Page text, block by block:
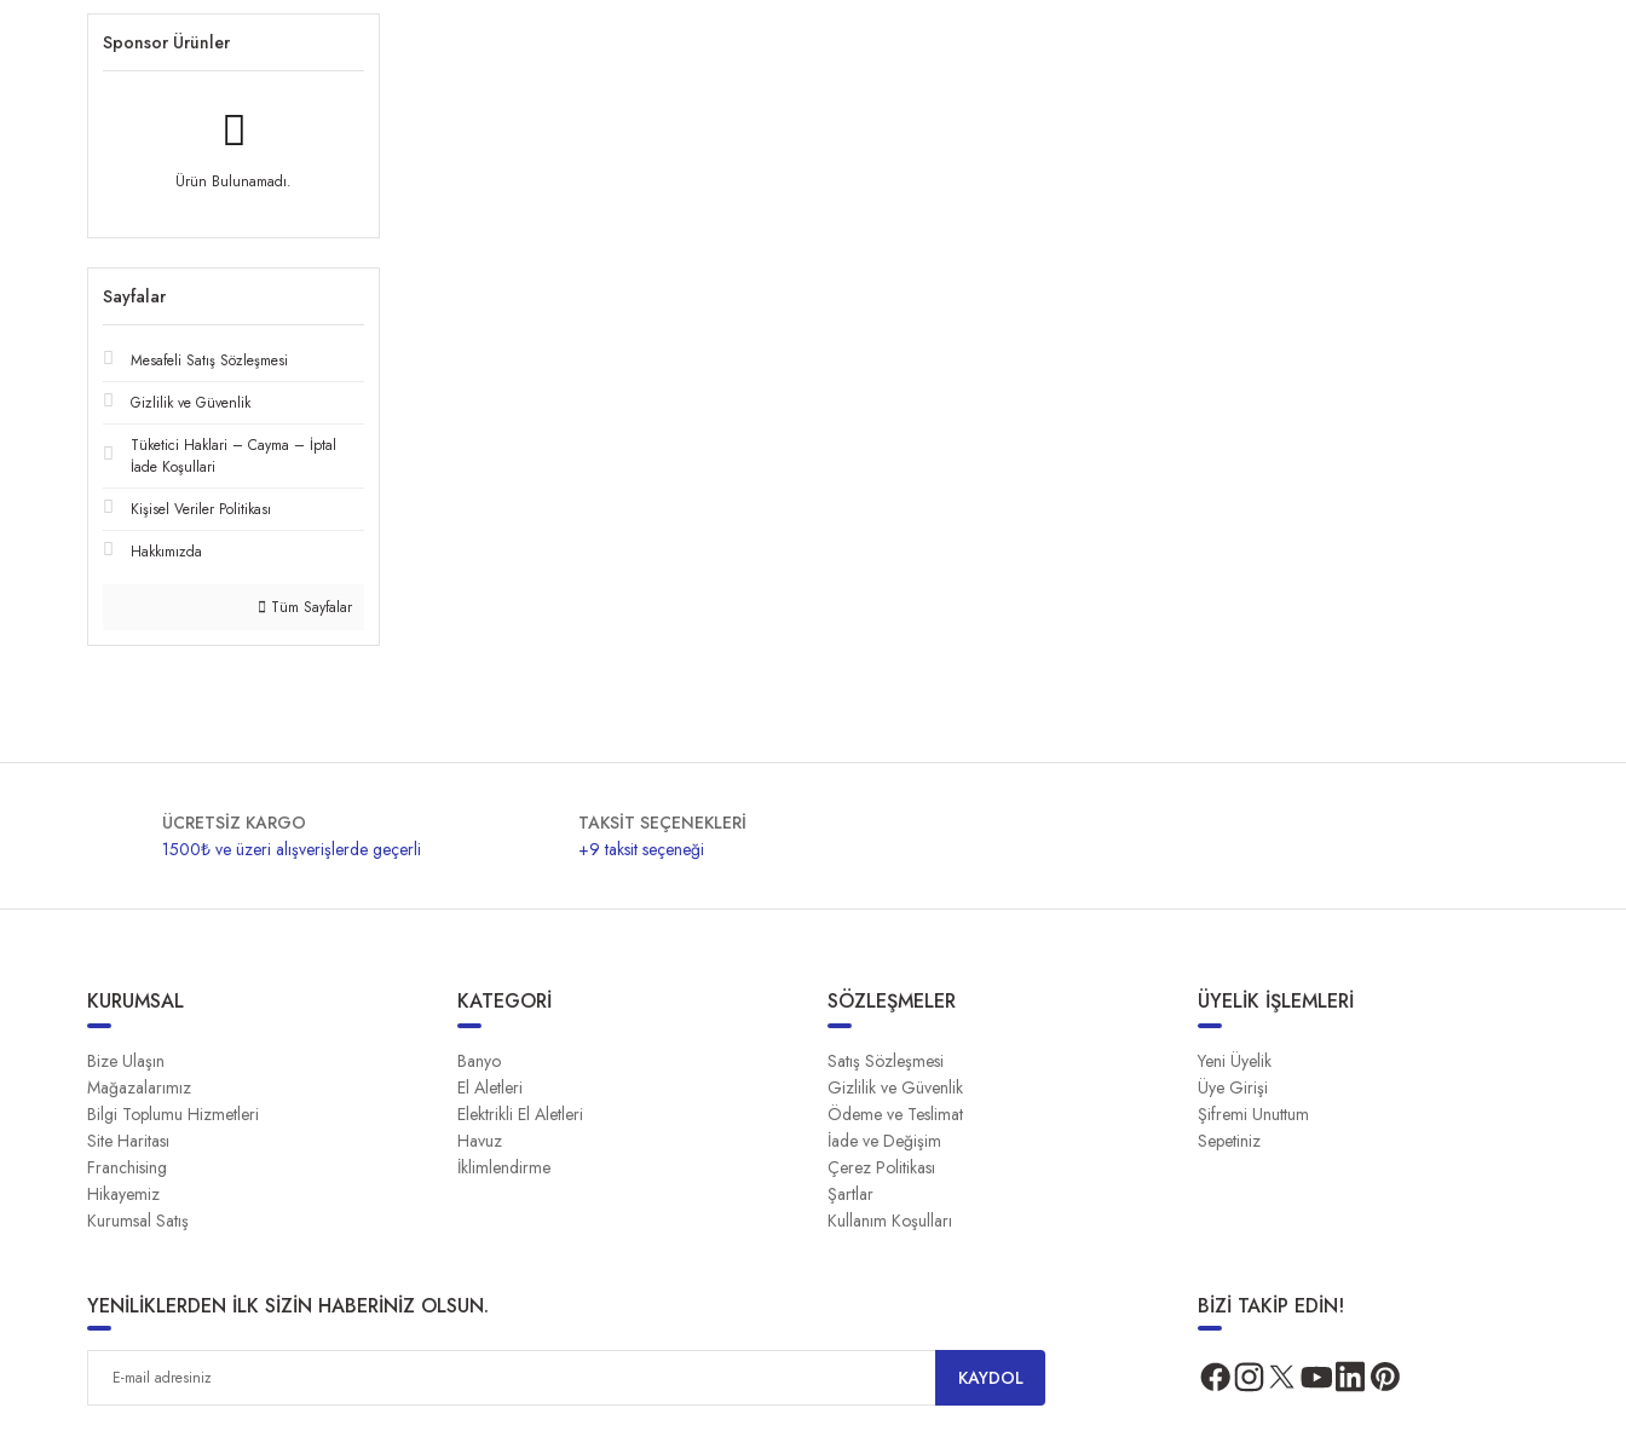
Sponsor Ürünler
Ürün Bulunamadı.
Sayfalar
Mesafeli Satış Sözleşmesi
Gizlilik ve Güvenlik
Tüketici Haklari – Cayma – İptal
İade Koşullari
Kişisel Veriler Politikası
Hakkımızda
Tüm Sayfalar
ÜCRETSİZ KARGO
1500₺ ve üzeri alışverişlerde geçerli
TAKSİT SEÇENEKLERİ
+9 taksit seçeneği
KURUMSAL
Bize Ulaşın
Mağazalarımız
Bilgi Toplumu Hizmetleri
Site Haritası
Franchising
Hikayemiz
Kurumsal Satış
KATEGORİ
Banyo
El Aletleri
Elektrikli El Aletleri
Havuz
İklimlendirme
SÖZLEŞMELER
Satış Sözleşmesi
Gizlilik ve Güvenlik
Ödeme ve Teslimat
İade ve Değişim
Çerez Politikası
Şartlar
Kullanım Koşulları
ÜYELİK İŞLEMLERİ
Yeni Üyelik
Üye Girişi
Şifremi Unuttum
Sepetiniz
YENİLİKLERDEN İLK SİZİN HABERİNİZ OLSUN.
KAYDOL
BİZİ TAKİP EDİN!